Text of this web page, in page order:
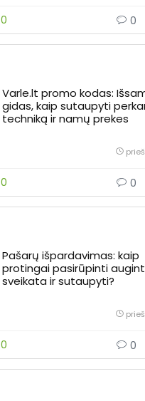
0 0
Varle.lt promo kodas:
gidas, kaip sutaupyti
techniką ir namų prekes
0 0
Pašarų išpardavimas: kaip
protingai pasirūpinti
sveikata ir sutaupyti?
0 0